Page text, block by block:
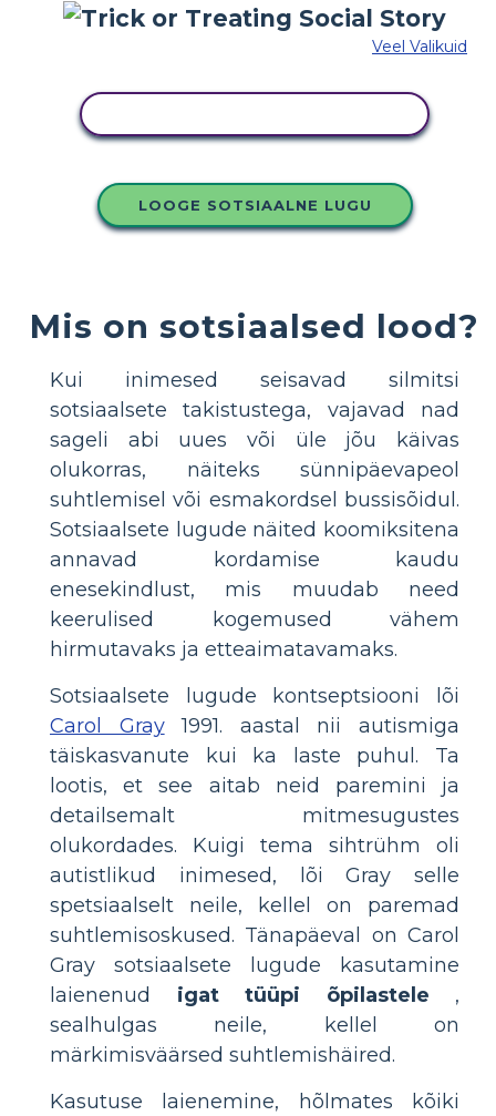
Veel Valikuid
LOOGE SOTSIAALNE LUGU
Mis on sotsiaalsed lood?
Kui inimesed seisavad silmitsi
sotsiaalsete takistustega, vajavad nad
sageli abi uues või üle jõu käivas
olukorras, näiteks sünnipäevapeol
suhtlemisel või esmakordsel bussisõidul.
Sotsiaalsete lugude näited koomiksitena
annavad kordamise kaudu
enesekindlust, mis muudab need
keerulised kogemused vähem
hirmutavaks ja etteaimatavamaks.
Sotsiaalsete lugude kontseptsiooni lõi
Carol Gray1991. aastal nii autismiga
täiskasvanute kui ka laste puhul. Ta
lootis, et see aitab neid paremini ja
detailsemalt mitmesugustes
olukordades. Kuigi tema sihtrühm oli
autistlikud inimesed, lõi Gray selle
spetsiaalselt neile, kellel on paremad
suhtlemisoskused. Tänapäeval on Carol
Gray sotsiaalsete lugude kasutamine
laienenud igat tüüpi õpilastele ,
sealhulgas neile, kellel on
märkimisväärsed suhtlemishäired.
Kasutuse laienemine, hõlmates kõiki